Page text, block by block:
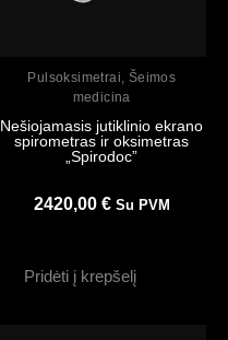
Pulsoksimetrai, Šeimos
medicina
Nešiojamasis jutiklinio ekrano
spirometras ir oksimetras
„Spirodoc”
2420,00 € Su PVM
Pridėti į krepšelį